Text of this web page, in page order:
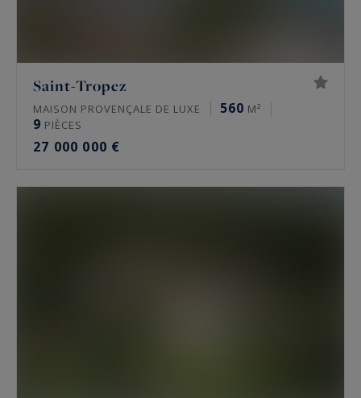
Saint-Tropez
MAISON PROVENÇALE DE LUXE 560 M²
9 PIÈCES
27 000 000 €